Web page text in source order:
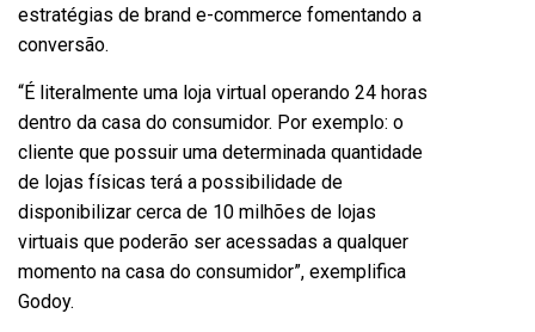
estratégias de brand e-commerce fomentando a
conversão.
“É literalmente uma loja virtual operando 24 horas
dentro da casa do consumidor. Por exemplo: o
cliente que possuir uma determinada quantidade
de lojas físicas terá a possibilidade de
disponibilizar cerca de 10 milhões de lojas
virtuais que poderão ser acessadas a qualquer
momento na casa do consumidor”, exemplifica
Godoy.